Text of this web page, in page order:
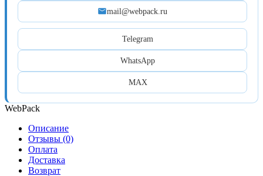
mail@webpack.ru
Telegram
WhatsApp
MAX
WebPack
Описание
Отзывы (0)
Оплата
Доставка
Возврат